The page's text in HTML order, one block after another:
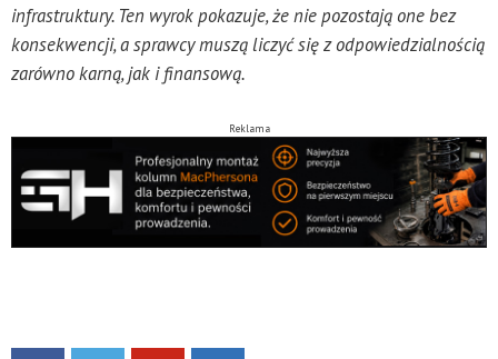
infrastruktury. Ten wyrok pokazuje, że nie pozostają one bez
konsekwencji, a sprawcy muszą liczyć się z odpowiedzialnością
zarówno karną, jak i finansową.
Reklama